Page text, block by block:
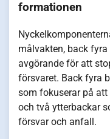
formationen
målvakten, back
avgörande för att
försvaret. Back fyra
som fokuserar på
och två ytterbackar
försvar och anfall.